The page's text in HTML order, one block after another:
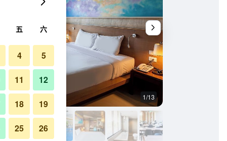
1/13
五 六
4 5
11 12
18 19
25 26